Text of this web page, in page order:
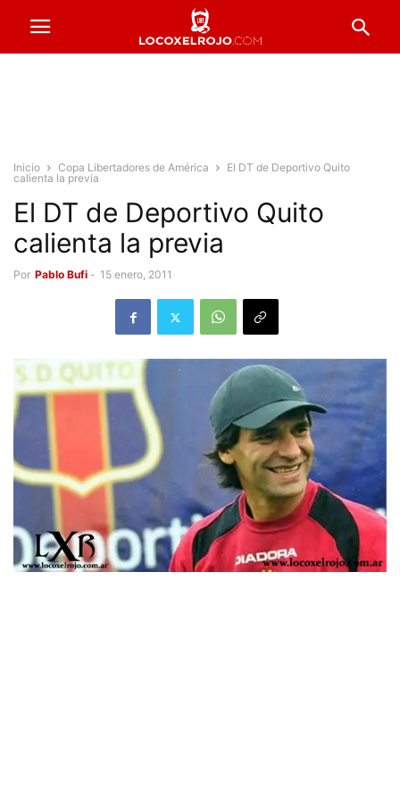
Inicio Copa Libertadores de América
El DT de Deportivo Quito
calienta la previa
El DT de Deportivo Quito
calienta la previa
Por Pablo Bufi - 15 enero, 2011